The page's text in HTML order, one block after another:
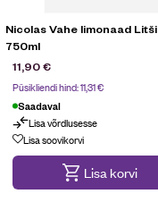
Nicolas Vahe limonaad Litši
750ml
11,90€
Püsikliendi hind:11,31€
Saadaval
Lisa võrdlusesse
Lisa soovikorvi
Lisa korvi